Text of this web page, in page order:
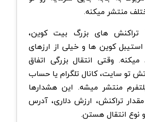
منتشر میکنه.
Whale Alert تراکنش های بزرگ بیت کوین،
استیبل کوین ها و خیلی از ارزهای
وقتی انتقال بزرگی اتفاق
تو سایت، کانال تلگرام یا حساب
منتشر میشه. این هشدارها
تراکنش، ارزش دلاری، آدرس
نوع انتقال هستن.